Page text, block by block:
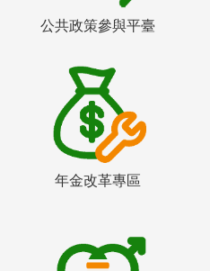
公共政策參與平臺
年金改革專區